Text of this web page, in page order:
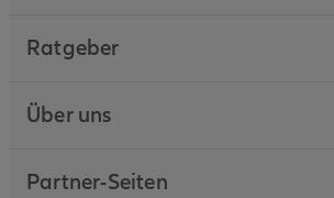
Ratgeber
Über uns
Partner-Seiten